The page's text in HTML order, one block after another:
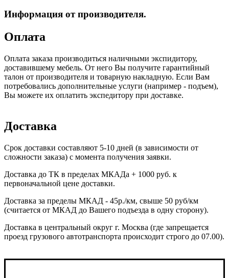
Информация от производителя.
Оплата
Оплата заказа производиться наличными экспидитору,
доставившему мебель. От него Вы получите гарантийный
талон от производителя и товарную накладную. Если Вам
потребовались дополнительные услуги (например - подъем),
Вы можете их оплатить экспедитору при доставке.
Доставка
Срок доставки составляют 5-10 дней (в зависимости от
сложности заказа) с момента получения заявки.
Доставка до ТК в пределах МКАДа + 1000 руб. к
первоначальной цене доставки.
Доставка за пределы МКАД - 45р./км, свыше 50 руб/км
(считается от МКАД до Вашего подъезда в одну сторону).
Доставка в центральный округ г. Москва (где запрещается
проезд грузового автотранспорта происходит строго до 07.00).